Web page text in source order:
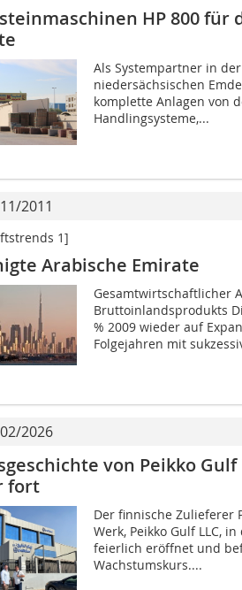
HP 800 für
Als Systempartner in
niedersächsischen
komplette Anlagen von
Handlingsysteme,...
2011
1]
Arabische Emirate
Gesamtwirtschaftlicher
Bruttoinlandsprodukts
% 2009 wieder auf
Folgejahren mit
2026
von Peikko
fort
Der finnische Zulieferer
Werk, Peikko Gulf LLC,
feierlich eröffnet und
Wachstumskurs....